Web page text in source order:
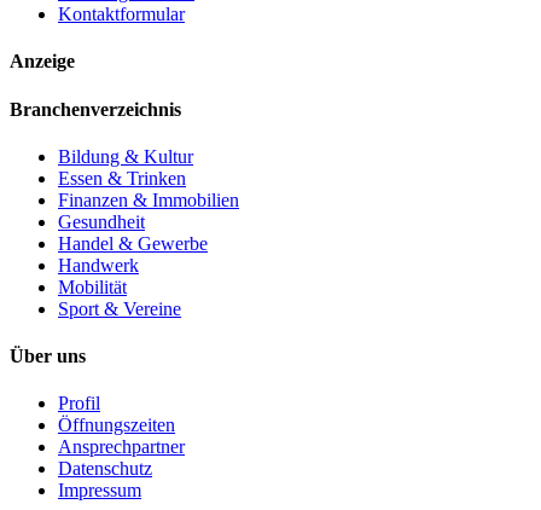
Kontaktformular
Anzeige
Branchenverzeichnis
Bildung & Kultur
Essen & Trinken
Finanzen & Immobilien
Gesundheit
Handel & Gewerbe
Handwerk
Mobilität
Sport & Vereine
Über uns
Profil
Öffnungszeiten
Ansprechpartner
Datenschutz
Impressum